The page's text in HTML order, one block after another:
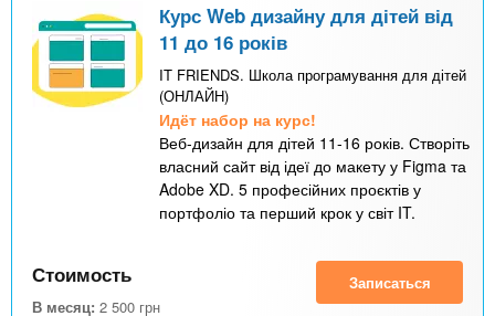
Курс Web дизайну для дітей від
11 до 16 років
IT FRIENDS. Школа програмування для дітей
(ОНЛАЙН)
Идёт набор на курс!
Веб-дизайн для дітей 11-16 років. Створіть
власний сайт від ідеї до макету у Figma та
Adobe XD. 5 професійних проєктів у
портфоліо та перший крок у світ IT.
Стоимость
В месяц: 2 500 грн
Записаться